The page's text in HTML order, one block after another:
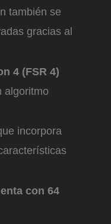
también se
gracias al
4 (FSR 4)
algoritmo
incorpora
con 64